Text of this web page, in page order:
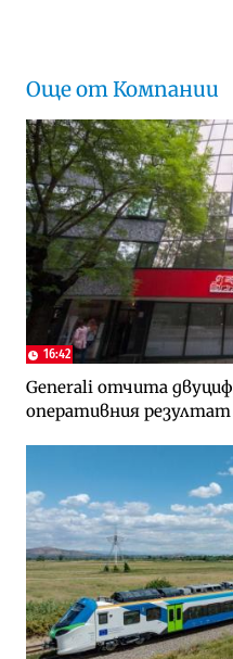
Още от Компании
16:42
Generali отчита
оперативния резултат